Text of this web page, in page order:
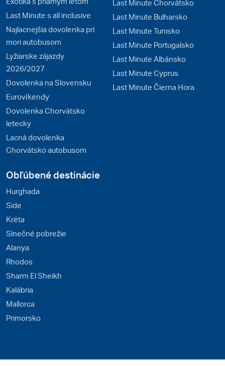
Last Minute s all inclusive
Najlacnejšia dovolenka pri
mori autobusom
Lyžiarske zájazdy
2026/2027
Dovolenka na Slovensku
Eurovíkendy
Dovolenka Chorvátsko
letecky
Lacná dovolenka
Chorvátsko autobusom
Last Minute Chorvátsko
Last Minute Bulharsko
Last Minute Tunisko
Last Minute Portugalsko
Last Minute Albánsko
Last Minute Cyprus
Last Minute Čierna Hora
Obľúbené destinácie
Hurghada
Side
Kréta
Slnečné pobrežie
Alanya
Rhodos
Sharm El Sheikh
Kalábria
Mallorca
Primorsko